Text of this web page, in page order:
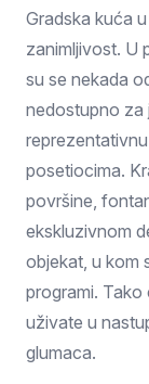
Gradska kuća
zanimljivost. U
su se nekada
nedostupno za
posetiocima.
površine,
ekskluzivnom
objekat, u kom
programi.
uživate u
glumaca.